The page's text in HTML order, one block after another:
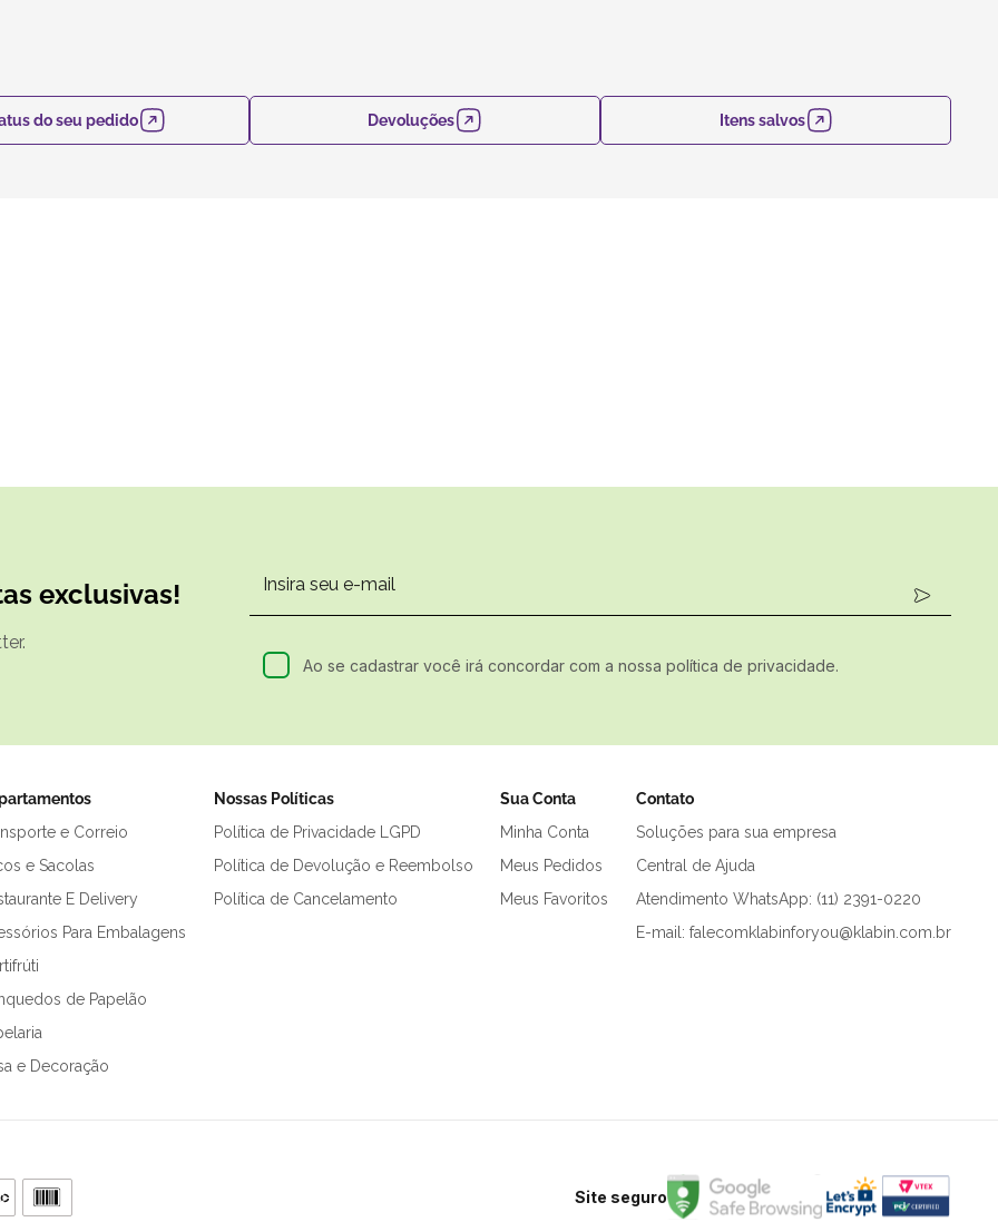
do seu pedido Devoluções Itens salvos
exclusivas!
Ao se cadastrar você irá concordar com a nossa política de privacidade.
e Correio
e Sacolas
E Delivery
Para Embalagens
de Papelão
e Decoração
Nossas Políticas
Política de Privacidade LGPD
Política de Devolução e Reembolso
Política de Cancelamento
Sua Conta
Minha Conta
Meus Pedidos
Meus Favoritos
Contato
Soluções para sua empresa
Central de Ajuda
Atendimento WhatsApp: (11) 2391-0220
E-mail: falecomklabinforyou@klabin.com.br
Site seguro